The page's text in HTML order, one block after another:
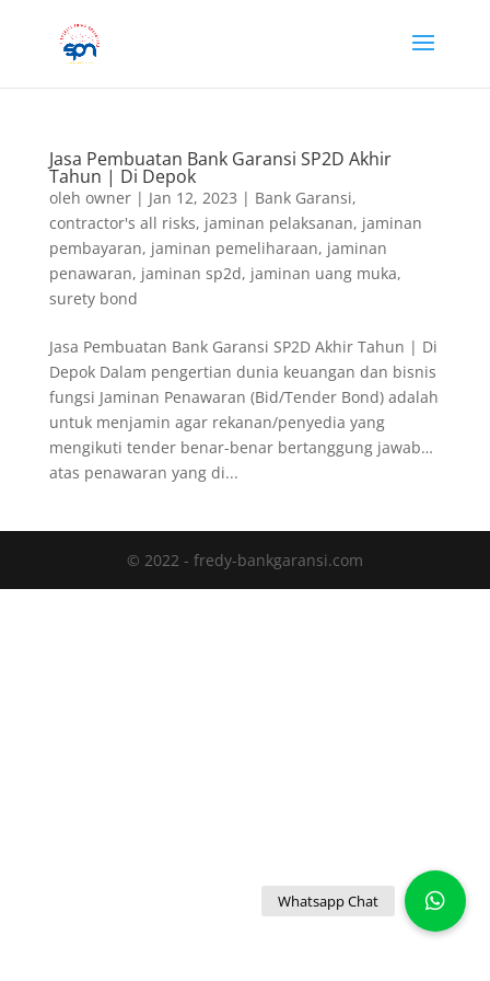
Jasa Pembuatan Bank Garansi SP2D Akhir
Tahun | Di Depok
oleh owner| Jan 12, 2023 | Bank Garansi,
contractor's all risks, jaminan pelaksanan, jaminan
pembayaran, jaminan pemeliharaan, jaminan
penawaran, jaminan sp2d, jaminan uang muka,
surety bond
Jasa Pembuatan Bank Garansi SP2D Akhir Tahun | Di
Depok Dalam pengertian dunia keuangan dan bisnis
fungsi Jaminan Penawaran (Bid/Tender Bond) adalah
untuk menjamin agar rekanan/penyedia yang
mengikuti tender benar-benar bertanggung jawab…
atas penawaran yang di...
© 2022 - fredy-bankgaransi.com